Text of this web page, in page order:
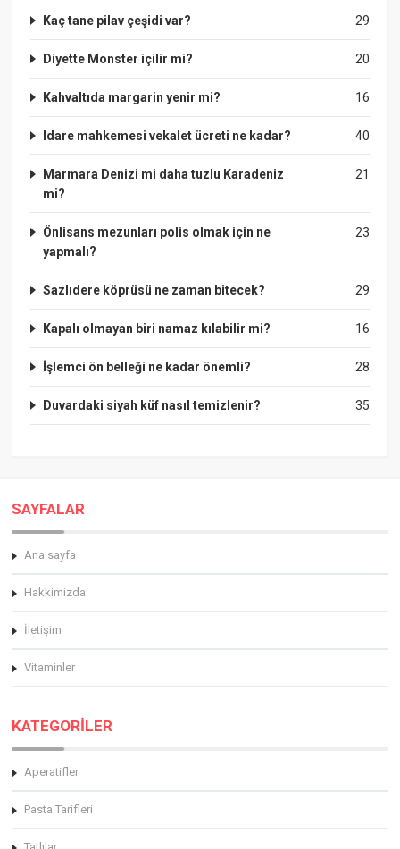
29
Kaç tane pilav çeşidi var?
20
Diyette Monster içilir mi?
16
Kahvaltıda margarin yenir mi?
40
Idare mahkemesi vekalet ücreti ne kadar?
21
Marmara Denizi mi daha tuzlu Karadeniz
mi?
23
Önlisans mezunları polis olmak için ne
yapmalı?
29
Sazlıdere köprüsü ne zaman bitecek?
16
Kapalı olmayan biri namaz kılabilir mi?
28
İşlemci ön belleği ne kadar önemli?
35
Duvardaki siyah küf nasıl temizlenir?
SAYFALAR
Ana sayfa
Hakkimizda
İletişim
Vitaminler
KATEGORİLER
Aperatifler
Pasta Tarifleri